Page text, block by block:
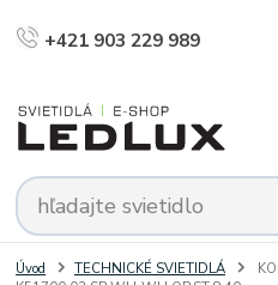
+421 903 229 989
Úvod TECHNICKÉ SVIETIDLÁ